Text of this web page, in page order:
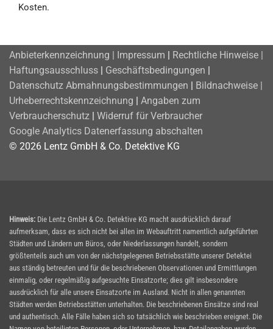
Kosten.
Anbieterkennzeichnung | Impressum | Rechtliche Hinweise |
Haftungsausschluss | Geschäftsbedingungen |
Datenschutz Abmahnungsbestimmungen | Bildnachweise |
Urheberrechtskennzeichnung | Angaben zum
Verbraucherschutz | Widerruf für Verbraucher
Google Analytics Datenerfassung abschalten
© 2026 Lentz GmbH & Co. Detektive KG
Hinweis: Die Lentz GmbH & Co. Detektive KG macht ausdrücklich darauf
aufmerksam, dass es sich nicht bei allen im Webauftritt namentlich aufgeführten
Städten und Ländern um Büros, oder Niederlassungen handelt, sondern
größtenteils auch um von der nächstgelegenen Betriebsstätte unserer Detektei
aus ständig betreuten und für die beschriebenen Observationen und Ermittlungen
einmalig, oder regelmäßig aufgesuchte Einsatzorte; dies gilt insbesondere
ausdrücklich für alle unsere Einsatzorte im Ausland. Nicht in allen genannten
Städten werden Betriebsstätten unterhalten. Die beschriebenen Einsätze sind real
und authentisch. Alle Fälle haben sich so tatsächlich wie beschrieben ereignet. Die